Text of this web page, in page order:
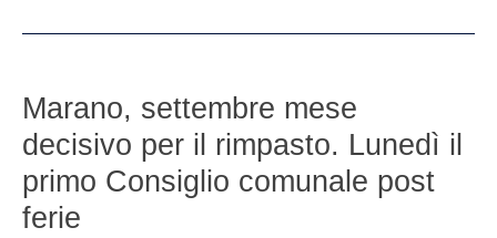
Marano, settembre mese
decisivo per il rimpasto. Lunedì il
primo Consiglio comunale post
ferie
settembre
mese
decisivo
il
rimpasto.